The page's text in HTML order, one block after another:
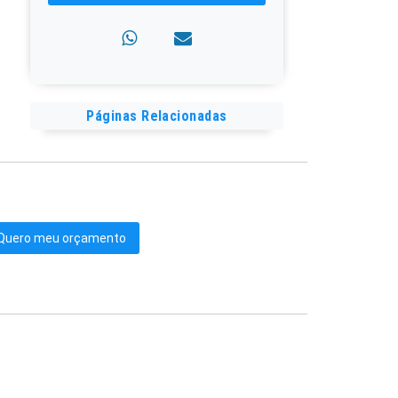
Páginas Relacionadas
meu orçamento